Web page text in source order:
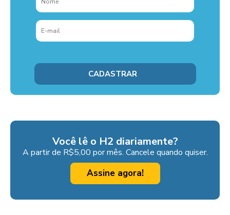
Você lê o H2 diariamente?
A partir de R$5,00 por mês. Cancele quando quiser.
Assine agora!